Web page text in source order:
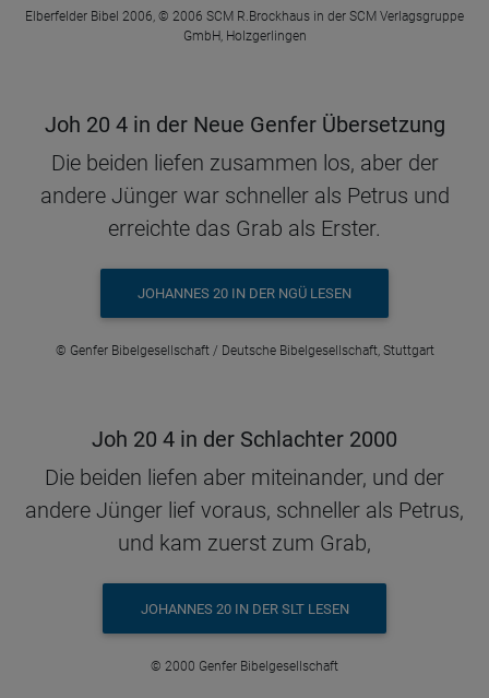
Elberfelder Bibel 2006, © 2006 SCM R.Brockhaus in der SCM Verlagsgruppe
GmbH, Holzgerlingen
Joh 20 4 in der Neue Genfer Übersetzung
Die beiden liefen zusammen los, aber der
andere Jünger war schneller als Petrus und
erreichte das Grab als Erster.
JOHANNES 20 IN DER NGÜ LESEN
© Genfer Bibelgesellschaft / Deutsche Bibelgesellschaft, Stuttgart
Joh 20 4 in der Schlachter 2000
Die beiden liefen aber miteinander, und der
andere Jünger lief voraus, schneller als Petrus,
und kam zuerst zum Grab,
JOHANNES 20 IN DER SLT LESEN
© 2000 Genfer Bibelgesellschaft